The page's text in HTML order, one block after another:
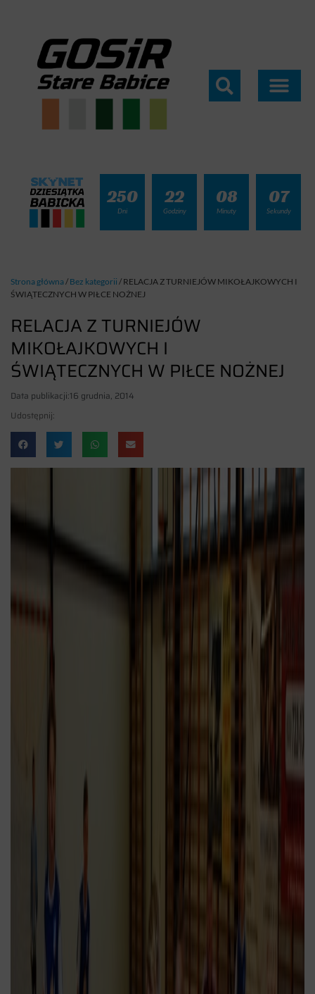
250
Dni
22
Godziny
08
Minuty
05
Sekundy
Strona główna/ Bez kategorii / RELACJA Z TURNIEJÓW MIKOŁAJKOWYCH I
ŚWIĄTECZNYCH W PIŁCE NOŻNEJ
RELACJA Z TURNIEJÓW
MIKOŁAJKOWYCH I
ŚWIĄTECZNYCH W PIŁCE NOŻNEJ
Data publikacji:16 grudnia, 2014
Udostępnij: